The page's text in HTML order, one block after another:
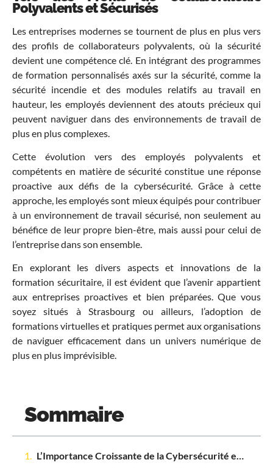
Polyvalents et Sécurisés
Les entreprises modernes se tournent de plus en plus vers
des profils de collaborateurs polyvalents, où la sécurité
devient une compétence clé. En intégrant des programmes
de formation personnalisés axés sur la sécurité, comme la
sécurité incendie et des modules relatifs au travail en
hauteur, les employés deviennent des atouts précieux qui
peuvent naviguer dans des environnements de travail de
plus en plus complexes.
Cette évolution vers des employés polyvalents et
compétents en matière de sécurité constitue une réponse
proactive aux défis de la cybersécurité. Grâce à cette
approche, les employés sont mieux équipés pour contribuer
à un environnement de travail sécurisé, non seulement au
bénéfice de leur propre bien-être, mais aussi pour celui de
l’entreprise dans son ensemble.
En explorant les divers aspects et innovations de la
formation sécuritaire, il est évident que l’avenir appartient
aux entreprises proactives et bien préparées. Que vous
soyez situés à Strasbourg ou ailleurs, l’adoption de
formations virtuelles et pratiques permet aux organisations
de naviguer efficacement dans un univers numérique de
plus en plus imprévisible.
Sommaire